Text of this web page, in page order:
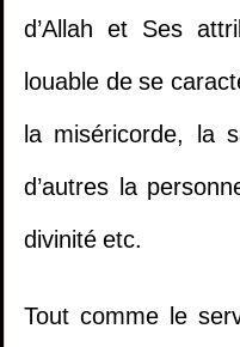
d’Allah et Ses
louable de se
la miséricorde, la
d’autres la
divinité etc.
Tout comme le